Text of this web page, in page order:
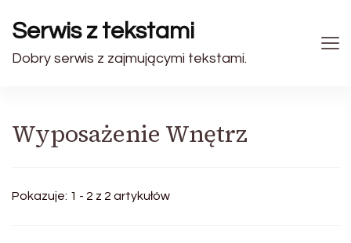
Serwis z tekstami
Dobry serwis z zajmującymi tekstami.
Wyposażenie Wnętrz
Pokazuje: 1 - 2 z 2 artykułów